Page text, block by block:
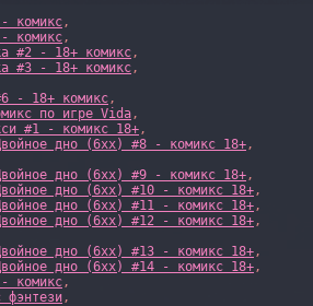
комикс,
комикс,
#2 - 18+ комикс,
#3 - 18+ комикс,
#6 - 18+ комикс,
по игре Vida,
#1 - комикс 18+,
дно (6xx) #8 - комикс 18+,
дно (6xx) #9 - комикс 18+,
дно (6xx) #10 - комикс 18+,
дно (6xx) #11 - комикс 18+,
дно (6xx) #12 - комикс 18+,
дно (6xx) #13 - комикс 18+,
дно (6xx) #14 - комикс 18+,
комикс,
фэнтези,